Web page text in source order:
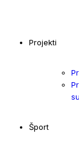
Projekti
Šport